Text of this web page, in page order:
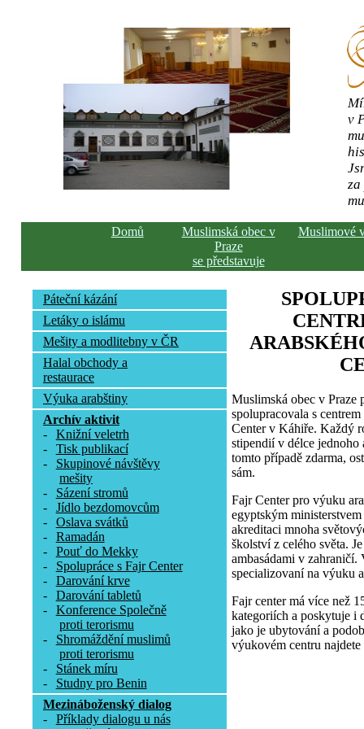
v
Domů
Muslimská obec v
Praze
se představuje
Muslimové
Páteční kázání
Letáky o islámu
Mešity a modlitebny v ČR
Halal obchody a
restaurace
Výuka arabštiny
Archív aktivit
-
Knižní veletrh
-
Tisk publikací
-
Skupinové návštěvy
mešity
-
Sázení stromů
-
Jídlo bezdomovcům
-
Oslava svátků
-
Ramadán
-
Pouť do Mekky
-
Spolupráce s Fajr Center
-
Darování krve
-
Darování tabletů
-
Konference Společně
proti terorismu
-
Shromáždění muslimů
proti terorismu
-
Stánek míru
-
Studny pro Benin
Mezináboženský dialog
-
Příklady dialogu u nás
Muslimská obec v Praze
spolupracovala s
Center v Káhiře. Každý
stipendií v délce
tomto případě zdarma,
sám.
Fajr Center pro výuku
egyptským
akreditaci mnoha
školství z celého světa.
ambasádami v
specializovaní na výuku
Fajr center má více než
kategoriích a poskytuje i
jako je ubytování a
výukovém centru